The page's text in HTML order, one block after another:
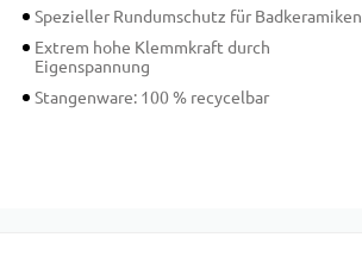
Spezieller Rundumschutz für Badkeramiken
Extrem hohe Klemmkraft durch
Eigenspannung
Stangenware: 100 % recycelbar